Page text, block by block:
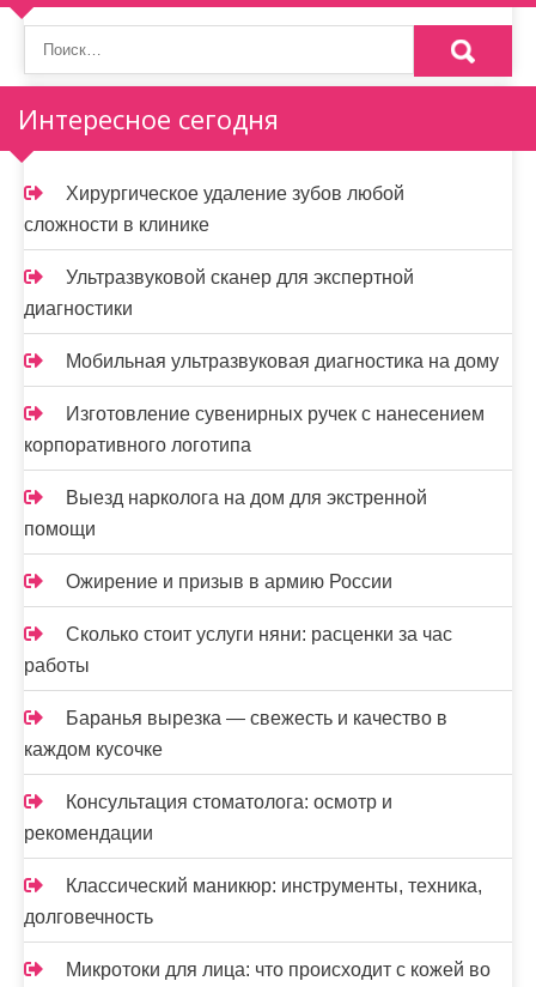
о
з
а
п
и
с
я
м
Интересное сегодня
Хирургическое удаление зубов любой
сложности в клинике
Ультразвуковой сканер для экспертной
диагностики
Мобильная ультразвуковая диагностика на дому
Изготовление сувенирных ручек с нанесением
корпоративного логотипа
Выезд нарколога на дом для экстренной
помощи
Ожирение и призыв в армию России
Сколько стоит услуги няни: расценки за час
работы
Баранья вырезка — свежесть и качество в
каждом кусочке
Консультация стоматолога: осмотр и
рекомендации
Классический маникюр: инструменты, техника,
долговечность
Микротоки для лица: что происходит с кожей во